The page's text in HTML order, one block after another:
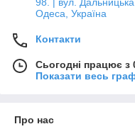
Одеса, Україна
Контакти
Сьогодні працює з
Показати весь
Про нас